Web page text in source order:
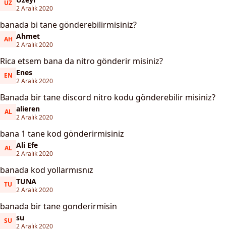
ÜZÜzeyr2 Aralık 2020
banada bi tane gönderebilirmisiniz?
AHAhmet
Ahmet
2 Aralık 2020
Rica etsem bana da nitro gönderir misiniz?
ENEnes
Enes
2 Aralık 2020
Banada bir tane discord nitro kodu gönderebilir misiniz?
ALalieren
alieren
2 Aralık 2020
bana 1 tane kod gönderirmisiniz
ALAli Efe
Ali Efe
2 Aralık 2020
banada kod yollarmısnız
TUTUNA
TUNA
2 Aralık 2020
banada bir tane gonderirmisin
SU
su
su
2 Aralık 2020